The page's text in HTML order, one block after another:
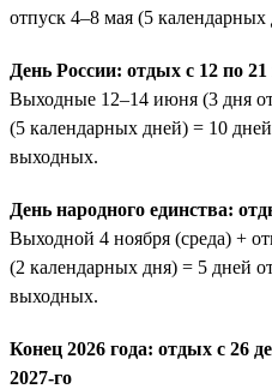
отпуск 4–8 мая (5
День России: отдых с 12 по
Выходные 12–14 июня (3 дня
(5 календарных дней) = 10
выходных.
День народного единства:
Выходной 4 ноября (среда) +
(2 календарных дня) = 5 дней
выходных.
Конец 2026 года: отдых с 26
2027-го